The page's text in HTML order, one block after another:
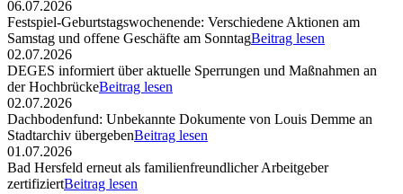
06.07.2026
Festspiel-Geburtstagswochenende: Verschiedene Aktionen am
Samstag und offene Geschäfte am SonntagBeitrag lesen
02.07.2026
DEGES informiert über aktuelle Sperrungen und Maßnahmen an
der HochbrückeBeitrag lesen
02.07.2026
Dachbodenfund: Unbekannte Dokumente von Louis Demme an
Stadtarchiv übergebenBeitrag lesen
01.07.2026
Bad Hersfeld erneut als familienfreundlicher Arbeitgeber
zertifiziertBeitrag lesen